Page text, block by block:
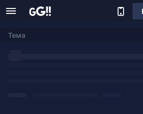
Тема